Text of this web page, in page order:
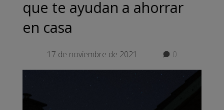
que te ayudan a ahorrar
en casa
17 de noviembre de 2021 0